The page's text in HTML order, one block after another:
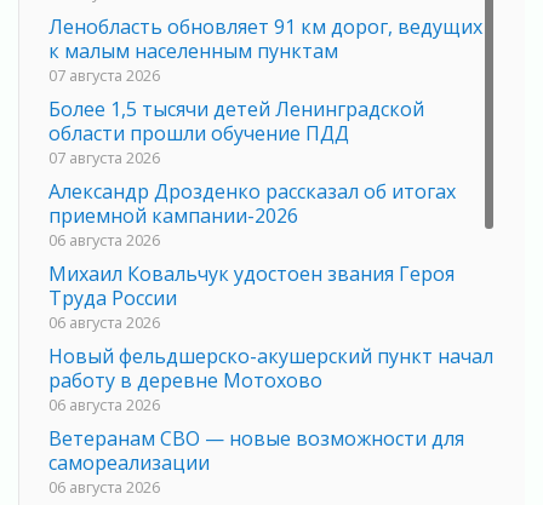
Ленобласть обновляет 91 км дорог, ведущих
к малым населенным пунктам
07 августа 2026
Более 1,5 тысячи детей Ленинградской
области прошли обучение ПДД
07 августа 2026
Александр Дрозденко рассказал об итогах
приемной кампании-2026
06 августа 2026
Михаил Ковальчук удостоен звания Героя
Труда России
06 августа 2026
Новый фельдшерско-акушерский пункт начал
работу в деревне Мотохово
06 августа 2026
Ветеранам СВО — новые возможности для
самореализации
06 августа 2026